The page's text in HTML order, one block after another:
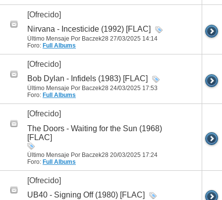
[Ofrecido]
Nirvana - Incesticide (1992) [FLAC]
Último Mensaje Por Baczek28 27/03/2025 14:14
Foro: Full Albums
[Ofrecido]
Bob Dylan - Infidels (1983) [FLAC]
Último Mensaje Por Baczek28 24/03/2025 17:53
Foro: Full Albums
[Ofrecido]
The Doors - Waiting for the Sun (1968)
[FLAC]
Último Mensaje Por Baczek28 20/03/2025 17:24
Foro: Full Albums
[Ofrecido]
UB40 - Signing Off (1980) [FLAC]